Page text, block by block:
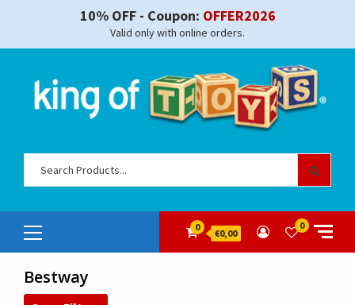
10% OFF - Coupon: OFFER2026
Valid only with online orders.
Primary
Menu
0
€0,00
0
Bestway